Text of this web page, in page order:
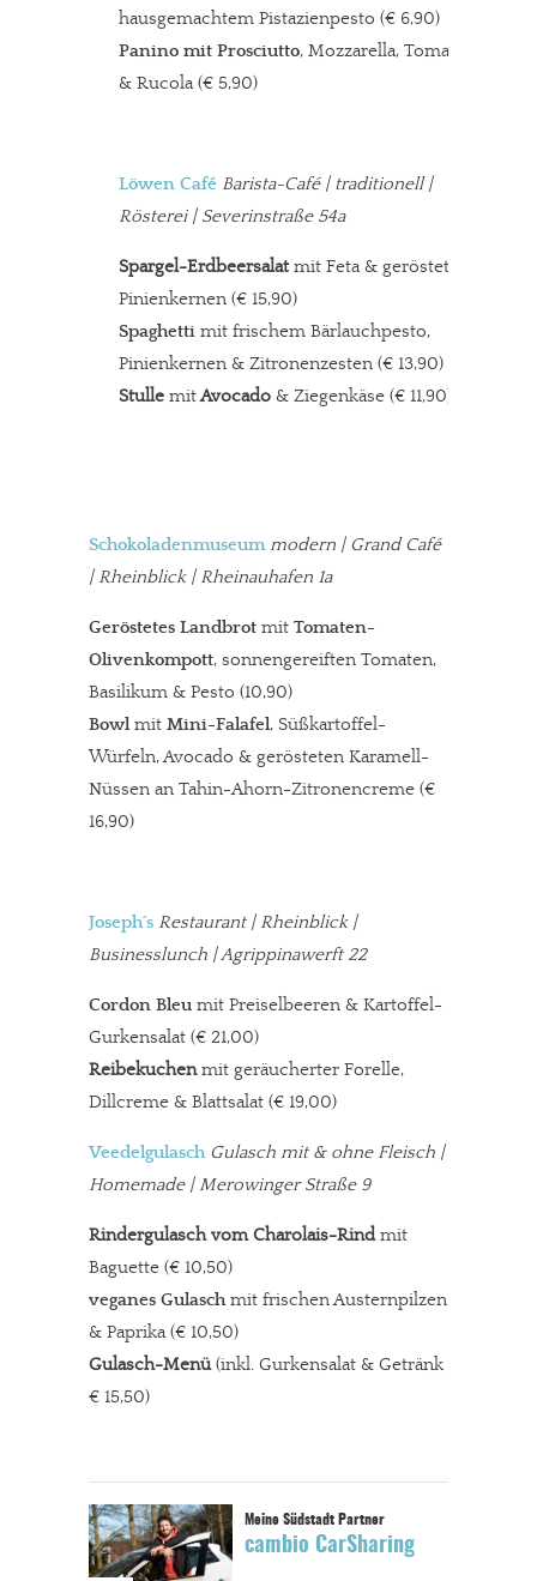
hausgemachtem Pistazienpesto (€ 6,90)
Panino mit Prosciutto, Mozzarella, Tomate
& Rucola (€ 5,90)
Löwen Café Barista-Café| traditionell |
Rösterei | Severinstraße 54a
Spargel-Erdbeersalat mit Feta & gerösteten
Pinienkernen (€ 15,90)
Spaghetti mit frischem Bärlauchpesto,
Pinienkernen & Zitronenzesten (€ 13,90)
Stulle mitAvocado & Ziegenkäse (€ 11,90)
Schokoladenmuseum modern | Grand Café
| Rheinblick | Rheinauhafen 1a
Geröstetes Landbrot mit Tomaten-
Olivenkompott, sonnengereiften Tomaten,
Basilikum & Pesto (10,90)
Bowlmit Mini-Falafel, Süßkartoffel-
Würfeln, Avocado & gerösteten Karamell-
Nüssen an Tahin-Ahorn-Zitronencreme (€
16,90)
Joseph´s Restaurant| Rheinblick |
Businesslunch | Agrippinawerft 22
Cordon Bleu mit Preiselbeeren & Kartoffel-
Gurkensalat (€ 21,00)
Reibekuchenmit geräucherter Forelle,
Dillcreme & Blattsalat (€ 19,00)
Veedelgulasch Gulasch mit & ohne Fleisch |
Homemade | Merowinger Straße 9
Rindergulasch vom Charolais-Rindmit
Baguette (€ 10,50)
veganes Gulaschmit frischen Austernpilzen
& Paprika(€ 10,50)
Gulasch-Menü(inkl. Gurkensalat & Getränk
€ 15,50)
cambio CarSharing